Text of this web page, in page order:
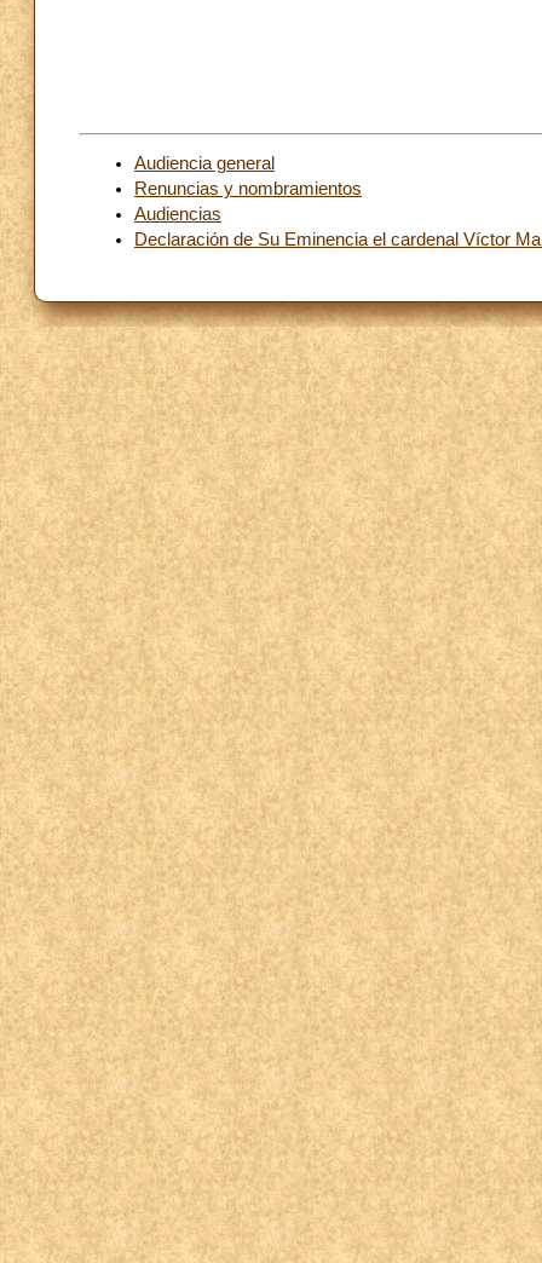
Audiencia general
Renuncias y nombramientos
Audiencias
Declaración de Su Eminencia el cardenal Víctor